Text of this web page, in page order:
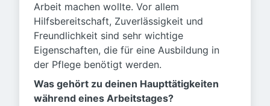
Arbeit machen wollte. Vor allem
Hilfsbereitschaft, Zuverlässigkeit und
Freundlichkeit sind sehr wichtige
Eigenschaften, die für eine Ausbildung in
der Pflege benötigt werden.
Was gehört zu deinen Haupttätigkeiten
während eines Arbeitstages?